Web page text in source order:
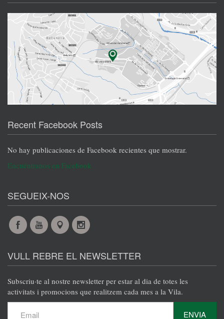
Recent Facebook Posts
No hay publicaciones de Facebook recientes que mostrar.
Encuéntranos en Facebook
SEGUEIX-NOS
FacebookYouTubeMapsInstagram
VULL REBRE EL NEWSLETTER
Subscriu·te al nostre newsletter per estar al dia de totes les
activitats i promocions que realitzem cada mes a la Vila.
ENVIA